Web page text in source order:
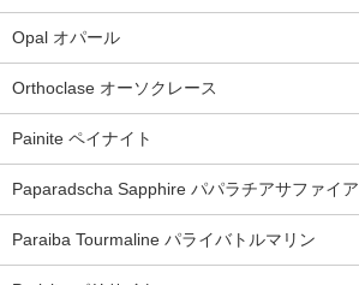
Opal オパール
Orthoclase オーソクレース
Painite ペイナイト
Paparadscha Sapphire パパラチアサファイア
Paraiba Tourmaline パライバトルマリン